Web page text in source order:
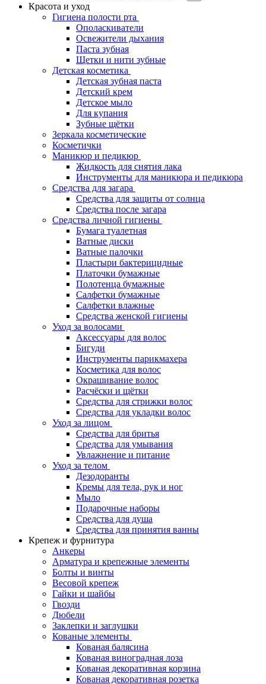
Красота и уход
Гигиена полости рта
Ополаскиватели
Освежители дыхания
Паста зубная
Щетки и нити зубные
Детская косметика
Детская зубная паста
Детский крем
Детское мыло
Для купания
Зубные щётки
Зеркала косметические
Косметички
Маникюр и педикюр
Жидкость для снятия лака
Инструменты для маникюра и педикюра
Средства для загара
Средства для защиты от солнца
Средства после загара
Средства личной гигиены
Бумага туалетная
Ватные диски
Ватные палочки
Пластыри бактерицидные
Платочки бумажные
Полотенца бумажные
Салфетки бумажные
Салфетки влажные
Средства женской гигиены
Уход за волосами
Аксессуары для волос
Бигуди
Инструменты парикмахера
Косметика для волос
Окрашивание волос
Расчёски и щётки
Средства для стрижки волос
Средства для укладки волос
Уход за лицом
Средства для бритья
Средства для умывания
Увлажнение и питание
Уход за телом
Дезодоранты
Кремы для тела, рук и ног
Мыло
Подарочные наборы
Средства для душа
Средства для принятия ванны
Крепеж и фурнитура
Анкеры
Арматура и крепежные элементы
Болты и винты
Весовой крепеж
Гайки и шайбы
Гвозди
Дюбели
Заклепки и заглушки
Кованые элементы
Кованая балясина
Кованая виноградная лоза
Кованая декоративная корзина
Кованая декоративная розетка